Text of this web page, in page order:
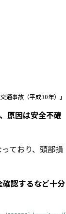
通事故（平成30年）」
原因は安全不確
ており、頭部損
認するなど十分